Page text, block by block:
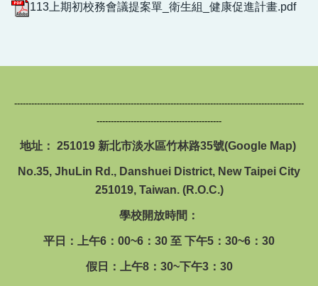
113上期初校務會議提案單_衛生組_健康促進計畫.pdf
------------------------------------------------------------------------------------------------------
--------------------------------------------
地址： 251019 新北市淡水區竹林路35號(Google Map)
No.35, JhuLin Rd., Danshuei District, New Taipei City
251019, Taiwan. (R.O.C.)
學校開放時間：
平日：上午6：00~6：30 至 下午5：30~6：30
假日：上午8：30~下午3：30